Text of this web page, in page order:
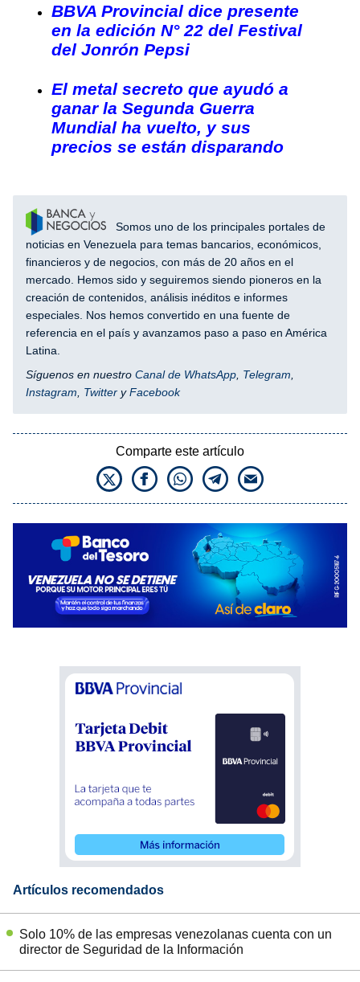
BBVA Provincial dice presente
en la edición N° 22 del Festival
del Jonrón Pepsi
El metal secreto que ayudó a
ganar la Segunda Guerra
Mundial ha vuelto, y sus
precios se están disparando
Somos uno de los principales portales de
noticias en Venezuela para temas bancarios, económicos,
financieros y de negocios, con más de 20 años en el
mercado. Hemos sido y seguiremos siendo pioneros en la
creación de contenidos, análisis inéditos e informes
especiales. Nos hemos convertido en una fuente de
referencia en el país y avanzamos paso a paso en América
Latina.
Síguenos en nuestro Canal de WhatsApp Telegram
Instagram
Twitter yFacebook
Comparte este artículo
Artículos recomendados
Solo 10% de las empresas venezolanas cuenta con un
director de Seguridad de la Información